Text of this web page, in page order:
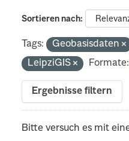
Sortieren nach
Tags: Geobasisdaten
LeipziGIS
Formate:
Ergebnisse filtern
Bitte versuch es mit